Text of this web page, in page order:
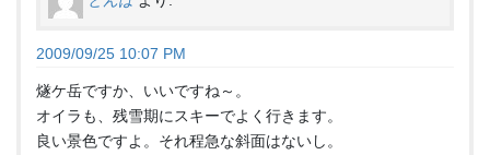
2009/09/25 10:07 PM
燧ケ岳ですか、いいですね～。
オイラも、残雪期にスキーでよく行きます。
良い景色ですよ。それ程急な斜面はないし。